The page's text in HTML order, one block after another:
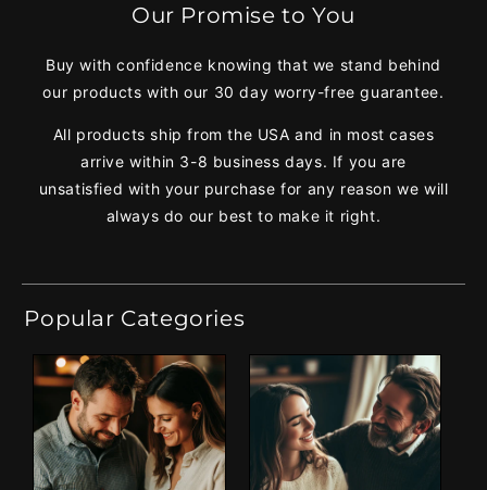
Our Promise to You
Buy with confidence knowing that we stand behind
our products with our 30 day worry-free guarantee.
All products ship from the USA and in most cases
arrive within 3-8 business days. If you are
unsatisfied with your purchase for any reason we will
always do our best to make it right.
Popular Categories